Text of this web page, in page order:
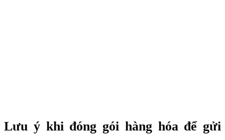
Lưu ý khi đóng gói hàng hóa để gửi